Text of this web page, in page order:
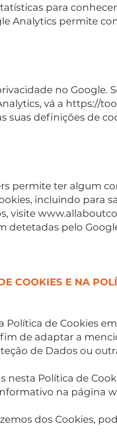
para
Analytics permite
no Google.
vá a https://
suas definições de
permite ter algum
incluindo para
visite
detetadas pelo
COOKIES E NA
Política de Cookies
de adaptar a
de Dados ou
Política de
na página
dos Cookies,